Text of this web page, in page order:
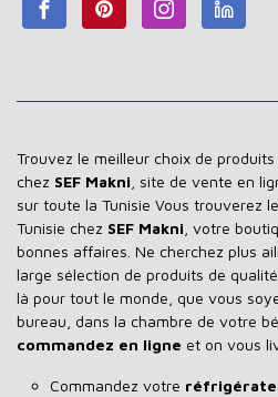
Trouvez le meilleur choix de
chez SEF Makni , site de vente en
sur toute la Tunisie Vous trouverez
Tunisie chez SEF Makni , votre
bonnes affaires. Ne cherchez plus
large sélection de produits de
là pour tout le monde, que vous
bureau, dans la chambre de votre
commandez en ligne et on vous
Commandez votre